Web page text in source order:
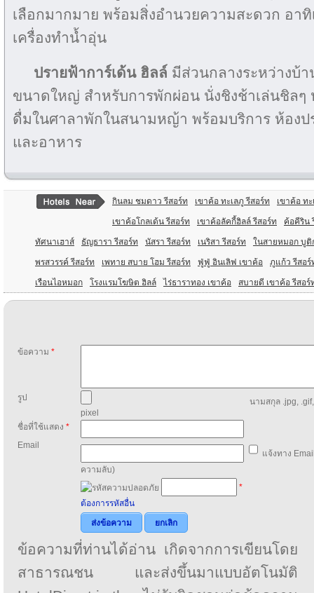
เลือกมากมาย พร้อมสิ่งอำนวยความสะดวก อา
เครื่องทำน้ำอุ่น
ปรายฟ้าการ์เด้น ฮิลล์ มีส่วนกลางระหว่างบ้
ขนาดใหญ่ สำหรับการพักผ่อน นั่งชิงช้าเล่นชิลๆ
ดื่มในศาลาพักในสนามหญ้า พร้อมบริการ ห้องป
และอาหาร
กินลม ชมดาว รีสอร์ท เขาค้อ ทะเลภู รีสอร์ท เขาค้อ ท
เขาค้อโกลเด้น รีสอร์ท เขาค้อลัคกี้ฮิลล์ รีสอร์ท ค้อคีริน
ทัศนาเฮาส์ ธัญธารา รีสอร์ท นัสรา รีสอร์ท เนริสา รีสอร์ท ในสายหมอก บูติ
พรสวรรค์ รีสอร์ท เพทาย สบาย โฮม รีสอร์ท ฟู่ฟู่ อินเลิฟ เขาค้อ ภูแก้ว รีสอร์
เรือนไอหมอก โรงแรมโฆษิต ฮิลล์ ไร่ธาราทอง เขาค้อ สบายดี เขาค้อ รีสอร์
ข้อความ *
รูป
นามสกุล .jpg,
pixel
ชื่อที่ใช้แสดง *
Email
แจ้งทาง
ความลับ)
*
ต้องการรหัสอื่น
ส่งข้อความ
ยกเลิก
ข้อความที่ท่านได้อ่าน เกิดจากการเขียนโดย
สาธารณชน และส่งขึ้นมาแบบอัตโนมัติ